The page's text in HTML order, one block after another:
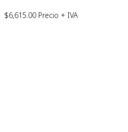
$6,615.00 Precio + IVA